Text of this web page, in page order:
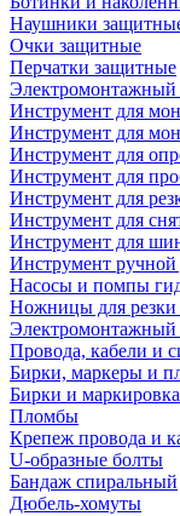
Наушники
Очки защитные
Перчатки защитные
Электромонтажный
Инструмент для
Инструмент для
Инструмент для
Инструмент для
Инструмент для
Инструмент для
Инструмент для
Инструмент ручной
Насосы и помпы
Ножницы для резки
Электромонтажный
Провода, кабели и
Бирки, маркеры и
Бирки и маркировка
Пломбы
Крепеж провода и
U-образные болты
Бандаж спиральный
Дюбель-хомуты